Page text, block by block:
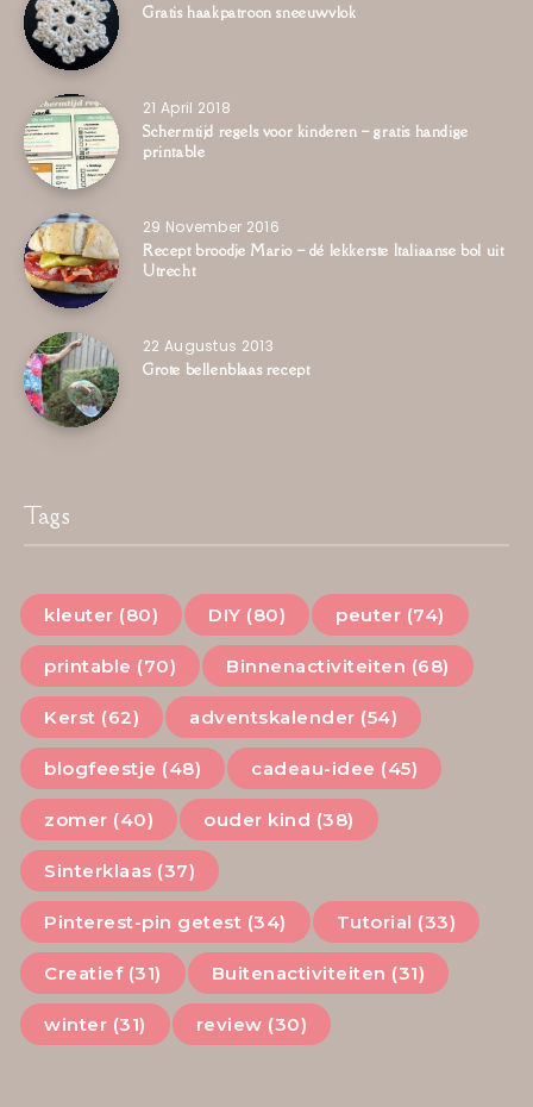
Gratis haakpatroon sneeuwvlok
21 April 2018
Schermtijd regels voor kinderen – gratis handige
printable
29 November 2016
Recept broodje Mario – dé lekkerste Italiaanse bol uit
Utrecht
22 Augustus 2013
Grote bellenblaas recept
Tags
kleuter (80) DIY (80) peuter (74)
printable (70) Binnenactiviteiten (68)
Kerst (62) adventskalender (54)
blogfeestje (48) cadeau-idee (45)
zomer (40) ouder kind (38)
Sinterklaas (37)
Pinterest-pin getest (34) Tutorial (33)
Creatief (31) Buitenactiviteiten (31)
winter (31) review (30)